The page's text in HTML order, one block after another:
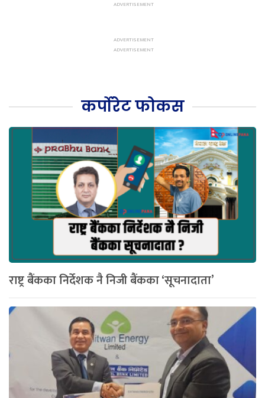
कर्पोरेट फोकस
राष्ट्र बैंकका निर्देशक नै निजी बैंकका ‘सूचनादाता’